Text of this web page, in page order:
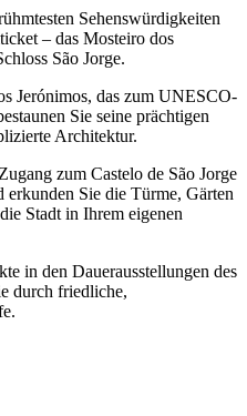
Sehenswürdigkeiten
– das Mosteiro dos
São Jorge.
Jerónimos, das zum UNESCO-
Sie seine prächtigen
Architektur.
zum Castelo de São Jorge
erkunden Sie die Türme, Gärten
Stadt in Ihrem eigenen
in den Dauerausstellungen des
durch friedliche,